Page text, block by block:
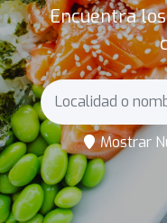
Encuentra
Mostrar